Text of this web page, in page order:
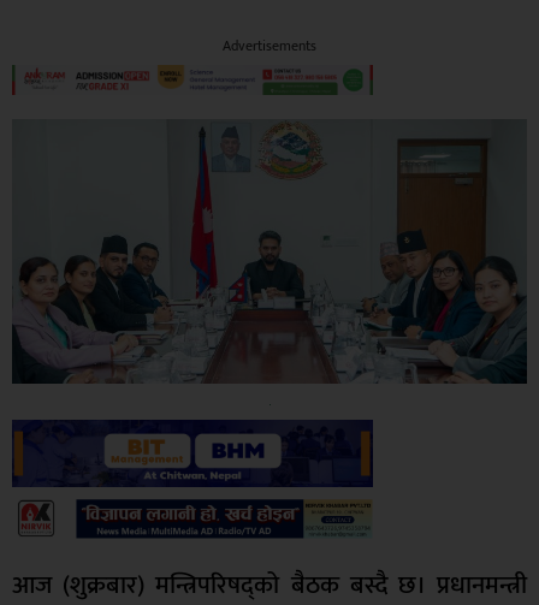
Advertisements
आज (शुक्रबार) मन्त्रिपरिषद्‌को बैठक बस्दै छ। प्रधानमन्त्री